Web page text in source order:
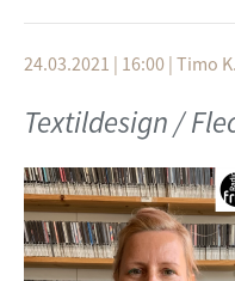
Gast: Christina
Moderation: Rudolf
24.03.2021 | 16:00 | Timo K.
Textildesign /